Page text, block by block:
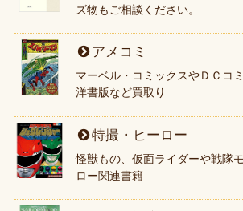
ズ物もご相談ください。
アメコミ
マーベル・コミックスやＤＣコ
洋書版など買取り
特撮・ヒーロー
怪獣もの、仮面ライダーや戦隊
ロー関連書籍